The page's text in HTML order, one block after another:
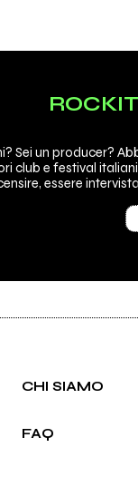
Sei un producer?
club e festival
essere
CHI SIAMO
FAQ